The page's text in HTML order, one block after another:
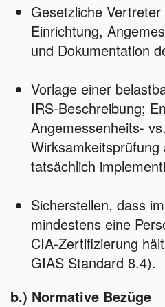
Gesetzliche
Einrichtung,
und Dokumentation
Vorlage einer
IRS‑Beschreibung;
Angemessenheits‑ vs.
tatsächlich
Sicherstellen, dass
mindestens eine
CIA‑Zertifizierung
GIAS Standard 8.4).
b.) Normative Bezüge